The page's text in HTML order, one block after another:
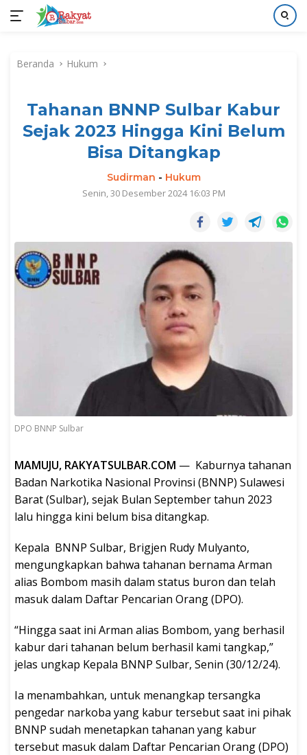
kontenBeranda Hukum
Tahanan BNNP Sulbar Kabur
Sejak 2023 Hingga Kini Belum
Bisa Ditangkap
Sudirman - Hukum
Senin, 30 Desember 2024 16:03 PM
DPO BNNP Sulbar
MAMUJU, RAKYATSULBAR.COM — Kaburnya tahanan
Badan Narkotika Nasional Provinsi (BNNP) Sulawesi
Barat (Sulbar), sejak Bulan September tahun 2023
lalu hingga kini belum bisa ditangkap.
Kepala BNNP Sulbar, Brigjen Rudy Mulyanto,
mengungkapkan bahwa tahanan bernama Arman
alias Bombom masih dalam status buron dan telah
masuk dalam Daftar Pencarian Orang (DPO).
“Hingga saat ini Arman alias Bombom, yang berhasil
kabur dari tahanan belum berhasil kami tangkap,”
jelas ungkap Kepala BNNP Sulbar, Senin (30/12/24).
Ia menambahkan, untuk menangkap tersangka
pengedar narkoba yang kabur tersebut saat ini pihak
BNNP sudah menetapkan tahanan yang kabur
tersebut masuk dalam Daftar Pencarian Orang (DPO)